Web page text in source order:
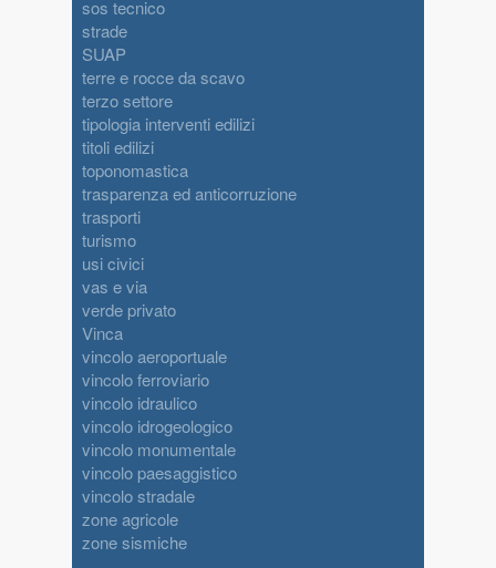
sos tecnico
strade
SUAP
terre e rocce da scavo
terzo settore
tipologia interventi edilizi
titoli edilizi
toponomastica
trasparenza ed anticorruzione
trasporti
turismo
usi civici
vas e via
verde privato
Vinca
vincolo aeroportuale
vincolo ferroviario
vincolo idraulico
vincolo idrogeologico
vincolo monumentale
vincolo paesaggistico
vincolo stradale
zone agricole
zone sismiche